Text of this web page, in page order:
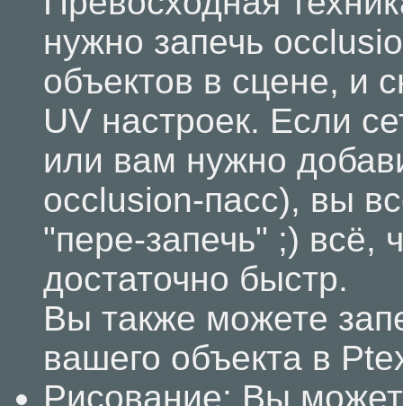
нужно запечь
объектов в сцене, и
UV настроек. Если
или вам нужно
occlusion-пасс), вы
"пере-запечь" ;) всё,
достаточно быстр.
Вы также можете
вашего объекта в
Рисование: Вы